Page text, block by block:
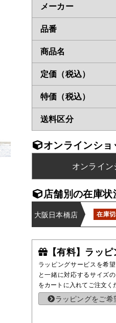
メーカー
品番
商品名
定価（税込）
特価（税込）
送料区分
オンラインシ
オンライ
店舗別の在庫状
大阪日本橋店 在庫
【有料】ラッ
ラッピングサービスを希
と一緒に対応するサイズ
をカートに入れてご注文く
ラッピングをご希